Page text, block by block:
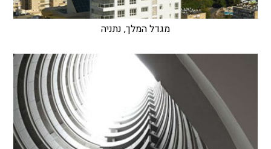
מגדל המלך, נתניה